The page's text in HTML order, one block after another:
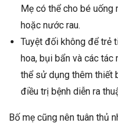
Mẹ có thể cho bé
hoặc nước rau.
Tuyệt đối không để trẻ
hoa, bụi bẩn và các tác
thể sử dụng thêm thiết
điều trị bệnh diễn ra
Bố mẹ cũng nên tuân thủ